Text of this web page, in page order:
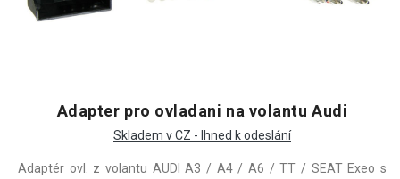
Adapter pro ovladani na volantu Audi
Skladem v CZ - Ihned k odeslání
Adaptér ovl. z volantu AUDI A3 / A4 / A6 / TT / SEAT Exeo s